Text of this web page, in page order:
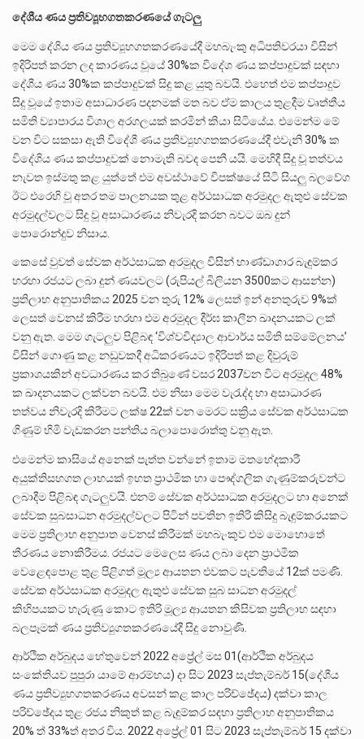
දේශීය ණය ප්‍රතිව්‍යූහගතකරණයේ ගැටලු
මෙම දේශිය ණය ප්‍රතිව්‍යූහගතකරණයේදී මහබැංකු අධිපතිවරයා විසින්
ඉදිරිපත් කරන ලද කාරණය වූයේ 30%ක විදේශ ණය කප්පාදුවක් සඳහා
දේශීය ණය 30%ක කප්පාදුවක් සිදු කළ යුතු බවයි. එහෙත් එම කප්පාදුව
සිදු වූයේ ඉතාම අසාධාරණ පදනමක් මත බව ඒම කාලය තුළදීම වෘත්තීය
සමිති ව්‍යාපාරය විශාල අරගලයක් කරමින් කියා සිටියේය. එමෙන්ම මේ
වන විට සකසා ඇති විදේශී ණය ප්‍රතිව්‍යුහගතකරණයේදී එවැනි 30% ක
විදේශිය ණය කප්පාදුවක් නොමැති බවද පෙනී යයි. මෙහිදී සිදු වූ තත්වය
නැවත ඉස්මතු කළ යුත්තේ එම අවස්ථාවේ විපක්ෂයේ සිටි සියලු බලවේග
ඊට එරෙහි වූ අතර තම පාලනයක තුළ අර්ථසාධක අරමුදල ඇතුළු සේවක
අරමුදල්වලට සිදු වූ අසාධාරණය නිවැරදි කරන බවට ඔබ දුන්
පොරොන්දුව නිසාය.
කෙසේ වුවත් සේවක අර්ථසාධක අරමුදල විසින් භාණ්ඩාගාර බැඳුම්කර
හරහා රජයට ලබා දුන් ණයවලට (රුපියල් බිලියන 3500කට ආසන්න)
ප්‍රතිලාභ අනුපාතිකය 2025 වන තුරු 12% ලෙසත් ඉන් අනතුරුව 9%ක්
ලෙසත් වෙනස් කිරීම හරහා එම අරමුදල දීර්ඝ කාලීන ඛාදනයකට ලක්
වනු ඇත. මෙම ගැටලුව පිළිබඳ ‘විශ්වවිද්‍යාල ආචාර්ය සමිති සම්මේලනය’
විසින් ගොණු කළ නඩුවකදී අධිකරණයට ඉදිරිපත් කළ දිවුරුම්
ප්‍රකාශයකින් අවධාරණය කර තිබුණේ වසර 2037වන විට අරමුදල 48%
ක ඛාදනයකට ලක්වන බවයි. එම නිසා මෙම වැරැද්ද හා අසාධාරණ
තත්වය නිවැරදි කිරීමට ලක්ෂ 22ක් වන මෙරට සක්‍රිය සේවක අර්ථසාධක
ගිණුම් හිමි වැඩකරන පන්තිය බලාපොරොත්තු වනු ඇත.
එමෙන්ම කාසියේ අනෙක් පැත්ත වන්නේ ඉතාම මතභේදකාරී
අයුක්තිසහගත ලාභයක් ඉහත ප්‍රාථමික හා පෞද්ගලික ගැණුම්කරුවන්ට
ලබාදීම පිළිබඳ ගැටලුවයි. එනම් සේවක අර්ථසාධක අරමුදලට හා අනෙක්
සේවක සුබසාධන අරමුදල්වලට පිටින් පවතින ඉතිරි කිසිදු බැඳුම්කරයකට
මෙම ප්‍රතිලාභ අනුපාත වෙනස් කිරීමක් මහබැංකුව එම මොහොතේ
තීරණය නොකිරීමය. රජයට මෙලෙස ණය ලබා දෙන ප්‍රාථමික
වෙළෙඳපොළ තුළ පිළිගත් මූල්‍ය ආයතන එවකට පැවතියේ 12ක් පමණි.
සේවක අර්ථසාධක අරමුදල ඇතුළු සේවක සුබ සාධන අරමුදල්
කිහිපයකට හැරුණු කොට ඉතිරි මූල්‍ය ආයතන කිසිවක ප්‍රතිලාභ සඳහා
බලපෑමක් ණය ප්‍රතිව්‍යුගතකරණයේදී සිදු නොවුණි.
ආර්ථික අර්බුදය හේතුවෙන් 2022 අප්‍රේල් මස 01(ආර්ථික අර්බුදය
සංකේතියව පුපුරා යාමේ ආරම්භය) දා සිට 2023 සැප්තැම්බර් 15(දේශීය
ණය ප්‍රතිව්‍යුහගතකරණය අවසන් කළ කාල පරිච්ඡේදය) දක්වා කාල
පරිච්ඡේදය තුළ රජය නිකුත් කළ බැඳුම්කර සඳහා ප්‍රතිලාභ අනුපාතිකය
20% ත් 33%ත් අතර විය. 2022 අප්‍රේල් 01 සිට 2023 සැප්තැම්බර් 15 දක්වා